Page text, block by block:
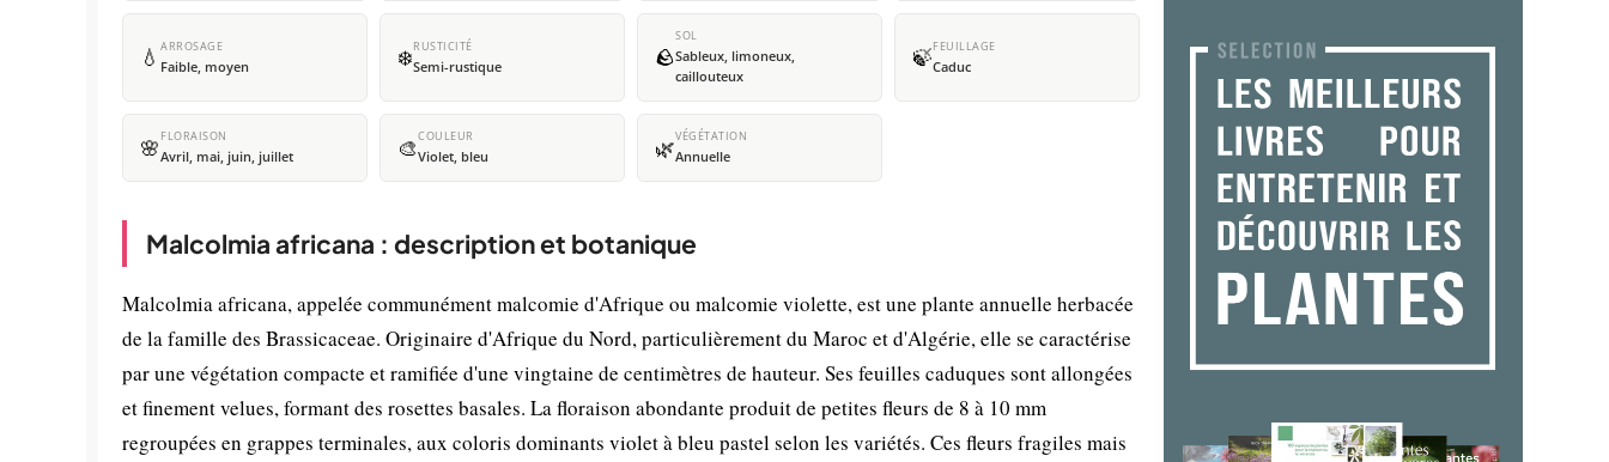
💧 ARROSAGE
Faible, moyen ❄️RUSTICITÉ
Semi-rustique 🪨
SOL
Sableux, limoneux,
caillouteux
🍃FEUILLAGE
Caduc
🌸 FLORAISON
Avril, mai, juin, juillet 🎨COULEUR
Violet, bleu 🌿VÉGÉTATION
Annuelle
Malcolmia africana : description et botanique
Malcolmia africana, appelée communément malcomie d'Afrique ou malcomie violette, est une plante annuelle herbacée
de la famille des Brassicaceae. Originaire d'Afrique du Nord, particulièrement du Maroc et d'Algérie, elle se caractérise
par une végétation compacte et ramifiée d'une vingtaine de centimètres de hauteur. Ses feuilles caduques sont allongées
et finement velues, formant des rosettes basales. La floraison abondante produit de petites fleurs de 8 à 10 mm
regroupées en grappes terminales, aux coloris dominants violet à bleu pastel selon les variétés. Ces fleurs fragiles mais